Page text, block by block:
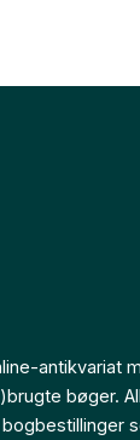
antikvariat
bøger.